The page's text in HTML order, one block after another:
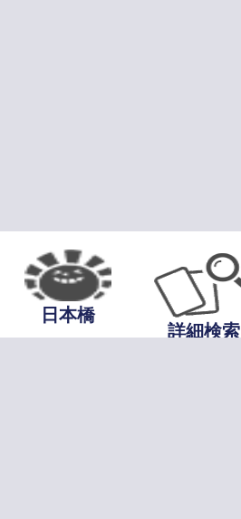
日本橋
詳細検索